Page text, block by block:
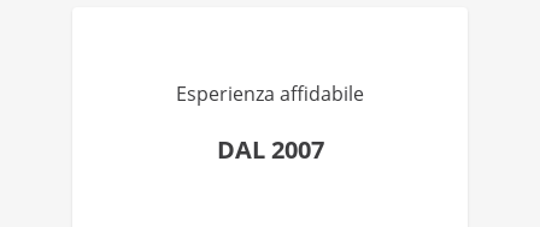
Esperienza affidabile
DAL 2007